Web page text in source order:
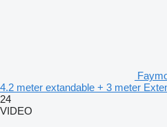
4.2 meter extandable + 3 meter
24
VIDEO